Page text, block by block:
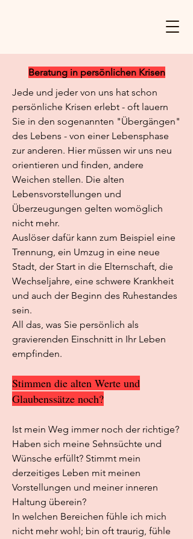
Beratung in persönlichen Krisen
Jede und jeder von uns hat schon
persönliche Krisen erlebt - oft lauern
Sie in den sogenannten "Übergängen"
des Lebens - von einer Lebensphase
zur anderen. Hier müssen wir uns neu
orientieren und finden, andere
Weichen stellen. Die alten
Lebensvorstellungen und
Überzeugungen gelten womöglich
nicht mehr.
Auslöser dafür kann zum Beispiel eine
Trennung, ein Umzug in eine neue
Stadt, der Start in die Elternschaft, die
Wechseljahre, eine schwere Krankheit
und auch der Beginn des Ruhestandes
sein.
All das, was Sie persönlich als
gravierenden Einschnitt in Ihr Leben
empfinden.
Stimmen die alten Werte und
Glaubenssätze noch?
Ist mein Weg immer noch der richtige?
Haben sich meine Sehnsüchte und
Wünsche erfüllt? Stimmt mein
derzeitiges Leben mit meinen
Vorstellungen und meiner inneren
Haltung überein?
In welchen Bereichen fühle ich mich
nicht mehr wohl; bin oft traurig, fühle